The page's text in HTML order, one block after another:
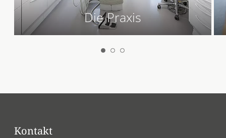
Die Praxis
Kontakt